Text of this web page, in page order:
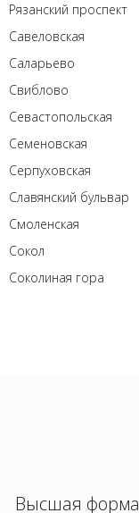
Рязанский проспект
Савеловская
Саларьево
Свиблово
Севастопольская
Семеновская
Серпуховская
Славянский бульвар
Смоленская
Сокол
Соколиная гора
Высшая форма